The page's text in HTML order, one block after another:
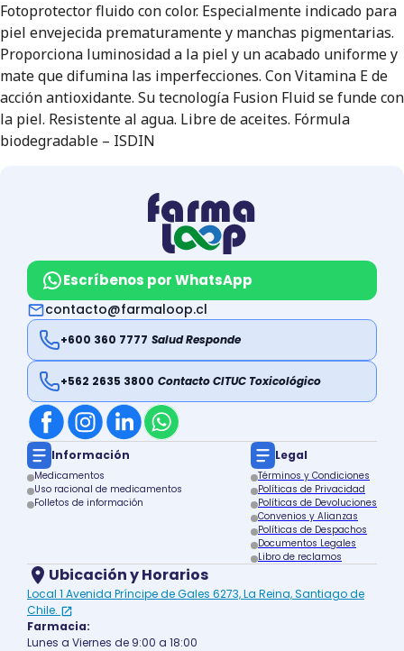
Fotoprotector fluido con color. Especialmente indicado para
piel envejecida prematuramente y manchas pigmentarias.
Proporciona luminosidad a la piel y un acabado uniforme y
mate que difumina las imperfecciones. Con Vitamina E de
acción antioxidante. Su tecnología Fusion Fluid se funde con
la piel. Resistente al agua. Libre de aceites. Fórmula
biodegradable – ISDIN
Escríbenos por WhatsApp
contacto@farmaloop.cl
+600 360 7777 Salud Responde
+562 2635 3800 Contacto CITUC Toxicológico
Información
Medicamentos
Uso racional de medicamentos
Folletos de información
Legal
Términos y Condiciones
Políticas de Privacidad
Políticas de Devoluciones
Convenios y Alianzas
Políticas de Despachos
Documentos Legales
Libro de reclamos
Ubicación y Horarios
Local 1 Avenida Príncipe de Gales 6273, La Reina, Santiago de
Chile.
Farmacia:
Lunes a Viernes de 9:00 a 18:00